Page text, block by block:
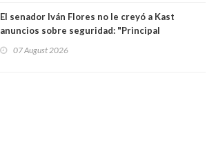
El senador Iván Flores no le creyó a Kast
anuncios sobre seguridad: "Principal
perseguir ruta del dinero y levantar secreto
07 August 2026